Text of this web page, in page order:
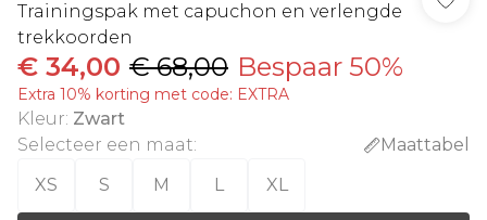
Trainingspak met capuchon en verlengde
trekkoorden
€ 34,00 € 68,00 Bespaar 50%
Extra 10% korting met code: EXTRA
Kleur: Zwart
Selecteer een maat:
Maattabel
XS
S M L XL